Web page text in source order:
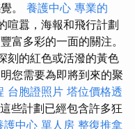
。 養護中心 專業的
喧囂，海報和飛行計劃
富多彩的一面的關注。
刻的紅色或活潑的黃色
您需要為即將到來的聚
台胞證照片 塔位價格透
這些計劃已經包含許多狂
護中心 單人房 整復推拿